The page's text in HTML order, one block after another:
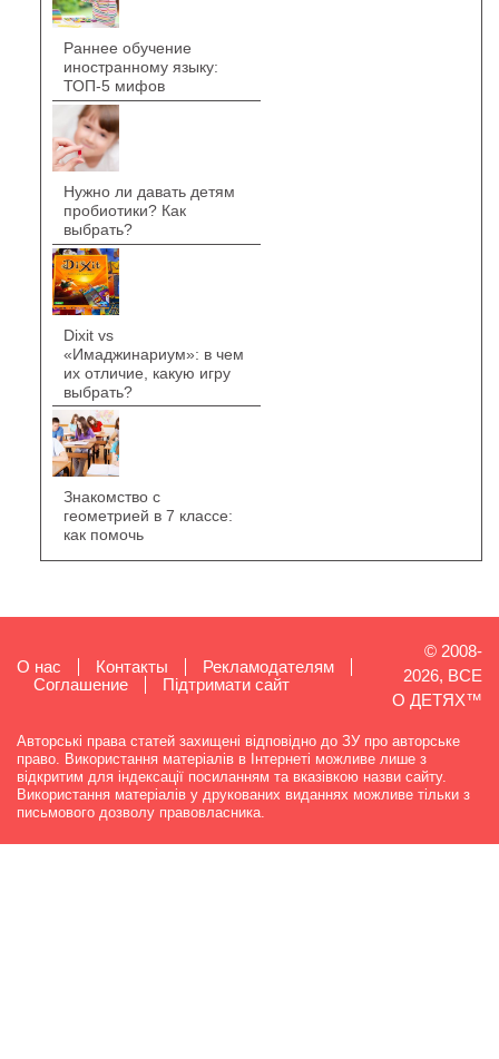
Раннее обучение
иностранному языку:
ТОП-5 мифов
Нужно ли давать детям
пробиотики? Как
выбрать?
Dixit vs
«Имаджинариум»: в чем
их отличие, какую игру
выбрать?
Знакомство с
геометрией в 7 классе:
как помочь
О нас Контакты
Рекламодателям
Cоглашение
Підтримати сайт
© 2008-
2026, ВСЕ
О ДЕТЯХ™
Авторські права статей захищені відповідно до ЗУ про авторське
право. Використання матеріалів в Інтернеті можливе лише з
відкритим для індексації посиланням та вказівкою назви сайту.
Використання матеріалів у друкованих виданнях можливе тільки з
письмового дозволу правовласника.